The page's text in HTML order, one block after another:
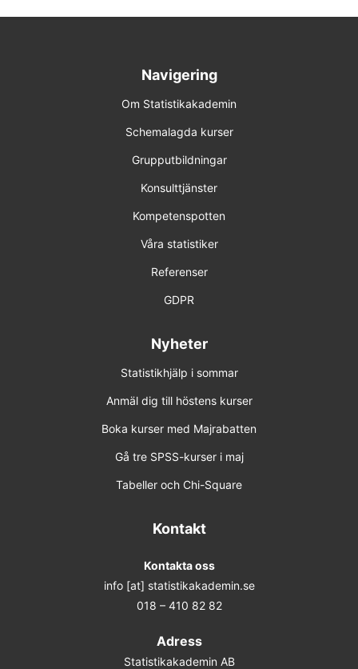
Navigering
Om Statistikakademin
Schemalagda kurser
Grupputbildningar
Konsulttjänster
Kompetenspotten
Våra statistiker
Referenser
GDPR
Nyheter
Statistikhjälp i sommar
Anmäl dig till höstens kurser
Boka kurser med Majrabatten
Gå tre SPSS-kurser i maj
Tabeller och Chi-Square
Kontakt
Kontakta oss
info [at] statistikakademin.se
018 – 410 82 82
Adress
Statistikakademin AB